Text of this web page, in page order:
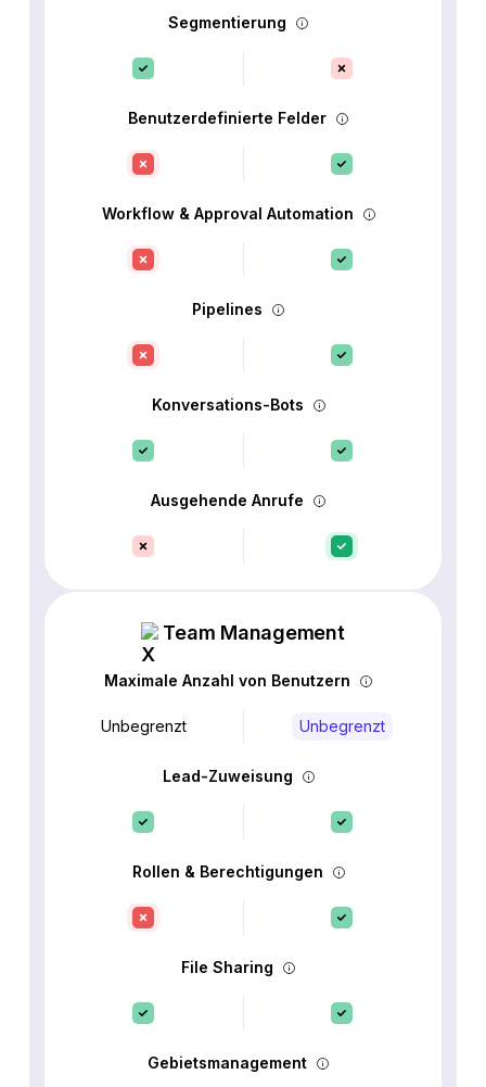
Segmentierung
Benutzerdefinierte Felder
Workflow & Approval Automation
Pipelines
Konversations-Bots
Ausgehende Anrufe
Team Management
Maximale Anzahl von Benutzern
Unbegrenzt Unbegrenzt
Lead-Zuweisung
Rollen & Berechtigungen
File Sharing
Gebietsmanagement